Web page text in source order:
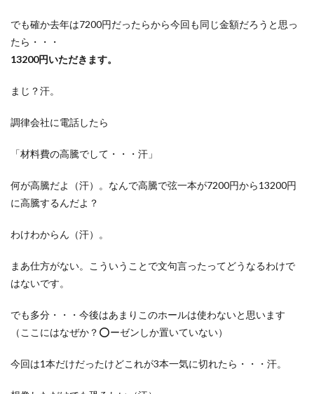
でも確か去年は7200円だったらから今回も同じ金額だろうと思っ
たら・・・
13200円いただきます。
まじ？汗。
調律会社に電話したら
「材料費の高騰でして・・・汗」
何が高騰だよ（汗）。なんで高騰で弦一本が7200円から13200円
に高騰するんだよ？
わけわからん（汗）。
まあ仕方がない。こういうことで文句言ったってどうなるわけで
はないです。
でも多分・・・今後はあまりこのホールは使わないと思います
（ここにはなぜか？⭕️ーゼンしか置いていない）
今回は1本だけだったけどこれが3本一気に切れたら・・・汗。